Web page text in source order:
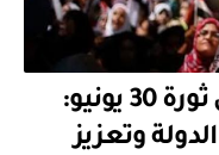
الوعي الشعبي المصري في ثورة 30 يونيو:
وتعزيز